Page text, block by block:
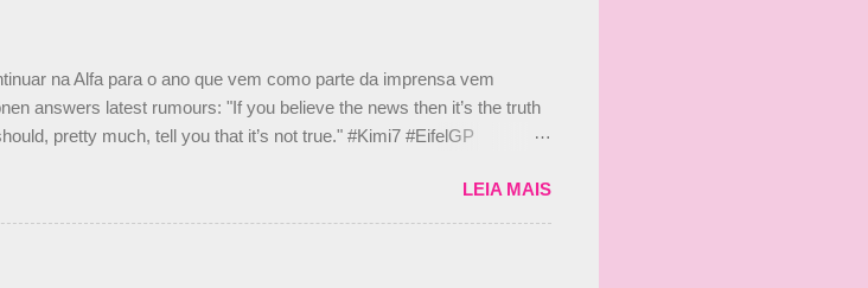
na Alfa para o ano que vem como parte da imprensa vem
answers latest rumours: "If you believe the news then it’s the truth
pretty much, tell you that it’s not true." #Kimi7 #EifelGP
F1. What is it like to have Kimi as a team mate? 🙌 Over to you,
— Formula 1 (@F1) October 8, 2020 Beijinhos, Ludy
LEIA MAIS